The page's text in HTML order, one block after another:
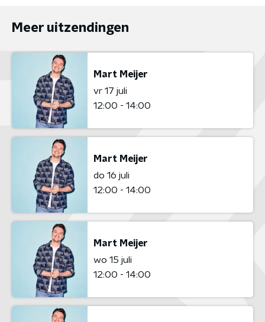
Meer uitzendingen
Mart Meijer
vr 17 juli
12:00 - 14:00
Mart Meijer
do 16 juli
12:00 - 14:00
Mart Meijer
wo 15 juli
12:00 - 14:00